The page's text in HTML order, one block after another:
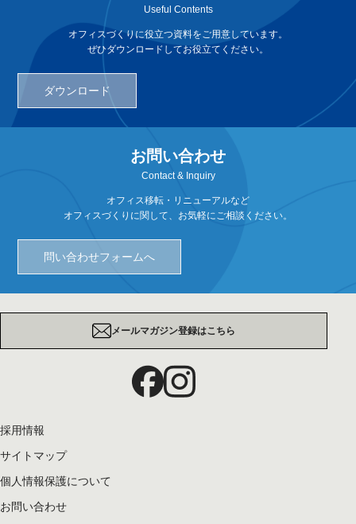
Useful Contents
オフィスづくりに役立つ資料をご用意しています。
ぜひダウンロードしてお役立てください。
ダウンロード
お問い合わせ
Contact & Inquiry
オフィス移転・リニューアルなど
オフィスづくりに関して、お気軽にご相談ください。
問い合わせフォームへ
メールマガジン登録はこちら
採用情報
サイトマップ
個人情報保護について
お問い合わせ